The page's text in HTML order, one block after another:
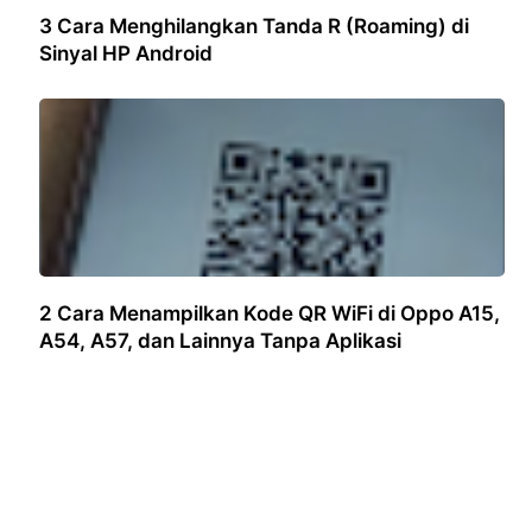
3 Cara Menghilangkan Tanda R (Roaming) di
Sinyal HP Android
2 Cara Menampilkan Kode QR WiFi di Oppo A15,
A54, A57, dan Lainnya Tanpa Aplikasi